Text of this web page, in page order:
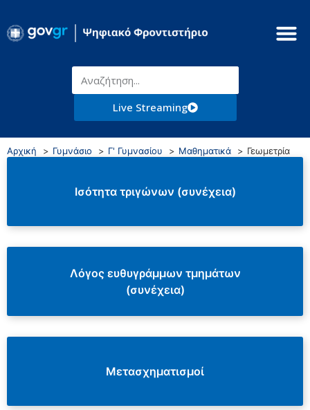
Live Streaming
Αρχική Γυμνάσιο Γ' Γυμνασίου Μαθηματικά Γεωμετρία
Ισότητα τριγώνων (συνέχεια)
Λόγος ευθυγράμμων τμημάτων
(συνέχεια)
Μετασχηματισμοί